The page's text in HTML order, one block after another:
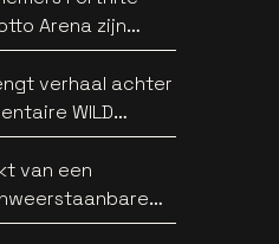
Arena zijn
verhaal achter
WILD
van een